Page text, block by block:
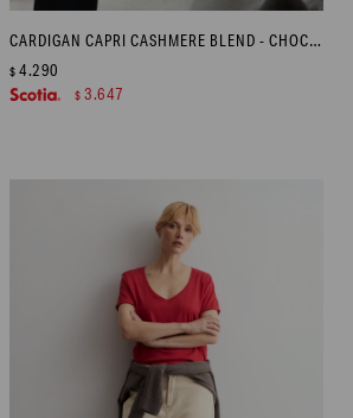
CARDIGAN CAPRI CASHMERE BLEND - CHOCOLATE MELANGE
$ 4.290
$ 3.647